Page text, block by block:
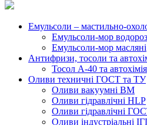
Емульсоли – мастильно-
Емульсоли-мор
Емульсоли-мор масляні
Антифризи, тосоли та
Тосол А-40 та автохімія
Оливи техничні ГОСТ та ТУ
Оливи вакуумні ВМ
Оливи гідравлічні HLP
Оливи гідравлічні
Оливи індустріальні